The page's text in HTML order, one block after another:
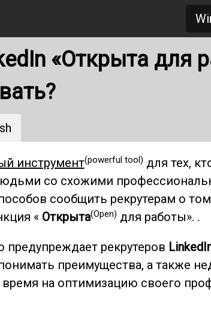
«Открыта для
инструмент(powerful tool) для тех,
со схожими
сообщить рекрутерам о
« Открыта(Open) для работы». .
предупреждает рекрутеров
преимущества, а также
на оптимизацию своего